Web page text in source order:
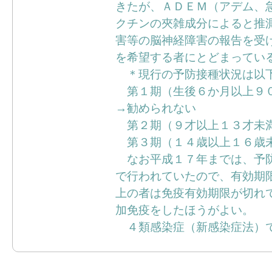
きたが、ＡＤＥＭ（アデム
クチンの夾雑成分によると推
害等の脳神経障害の報告を受
を希望する者にとどまってい
＊現行の予防接種状況は以
第１期（生後６か月以上９
→勧められない
第２期（９才以上１３才未
第３期（１４歳以上１６歳
なお平成１７年までは、予
で行われていたので、有効期
上の者は免疫有効期限が切
加免疫をしたほうがよい。
４類感染症（新感染症法）